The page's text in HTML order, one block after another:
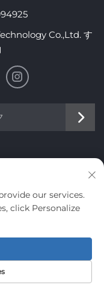
Co.,Ltd. す
インアップしてくだ
our services.
click Personalize